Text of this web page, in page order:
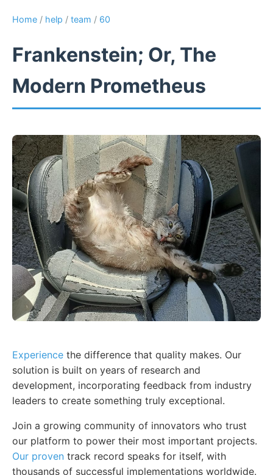
Home / help / team / 60
Frankenstein; Or, The
Modern Prometheus
Experience the difference that quality makes. Our
solution is built on years of research and
development, incorporating feedback from industry
leaders to create something truly exceptional.
Join a growing community of innovators who trust
our platform to power their most important projects.
Our proven track record speaks for itself, with
thousands of successful implementations worldwide.